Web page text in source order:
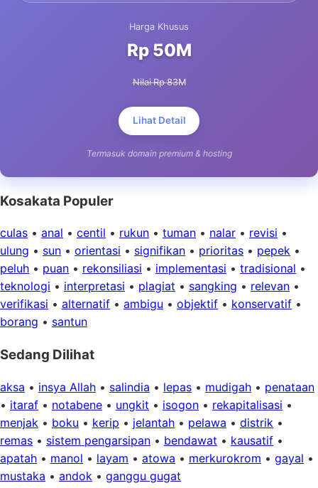
Harga Khusus
Rp 50M
Nilai Rp 83M
Lihat Detail
Termasuk domain premium & hosting
Kosakata Populer
culas • anal • centil • rukun • tuman • nalar • revisi •
ulung • sun • orientasi • signifikan • prioritas • pepek •
peluh • puan • rekonsiliasi • implementasi • tradisional •
teknologi • interpretasi • plagiat • sangking • relevan •
verifikasi • alternatif • ambigu • objektif • konservatif •
borang • santun
Sedang Dilihat
aksa • insya Allah • salindia • lepas • mudigah • penataan
• itaraf • notabene • ungkit • isogon • rekapitalisasi •
menjak • boku • kerip • jelantah • pelawa • distrik •
remas • sistem pengarsipan • bendawat • kausatif •
apatah • manol • layam • atowa • merkurokrom • gayal •
mustaka • andok • ganggu gugat